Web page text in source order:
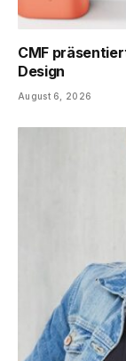
CMF
Design
August 6, 2026